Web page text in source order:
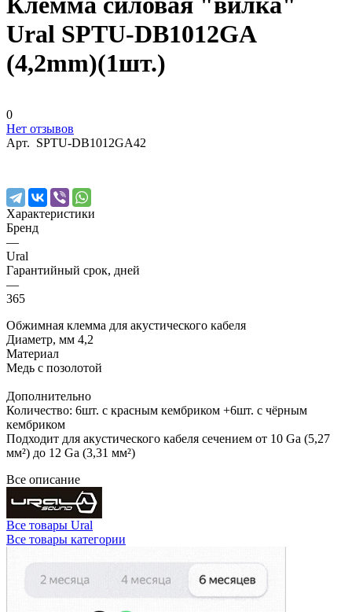
Ural SPTU-DB1012GA
(4,2mm)(1шт.)
0
Нет отзывов
Арт. SPTU-DB1012GA42
Характеристики
Бренд
—
Ural
Гарантийный срок, дней
—
365
Обжимная клемма для акустического кабеля
Диаметр, мм 4,2
Материал
Медь с позолотой
Дополнительно
Количество: 6шт. с красным кембриком +6шт. с чёрным
кембриком
Подходит для акустического кабеля сечением от 10 Ga (5,27
мм²) до 12 Ga (3,31 мм²)
Все описание
Все товары Ural
Все товары категории